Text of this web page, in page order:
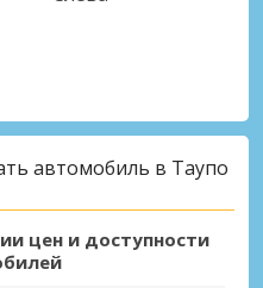
автомобиль в Таупо
цен и доступности